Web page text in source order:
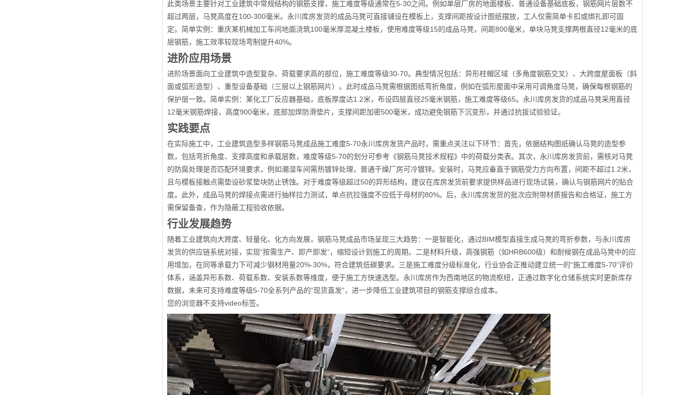
此类场景主要针对工业建筑中常规结构的钢筋支撑，施工难度等级通常在5-30之间。例如单层厂房的地面楼板、普通设备基础底板，钢筋网片层数不
超过两层，马凳高度在100-300毫米。永川库房发货的成品马凳可直接铺设在模板上，支撑间距按设计图纸摆放，工人仅需简单卡扣或绑扎即可固
定。简单实例：重庆某机械加工车间地面浇筑100毫米厚混凝土楼板，使用难度等级15的成品马凳，间距800毫米，单块马凳支撑两根直径12毫米的底
层钢筋，施工效率较现场弯制提升40%。
进阶应用场景
进阶场景面向工业建筑中造型复杂、荷载要求高的部位，施工难度等级30-70。典型情况包括：异形柱帽区域（多角度钢筋交叉）、大跨度屋面板（斜
面或弧形造型）、重型设备基础（三层以上钢筋网片）。此时成品马凳需根据图纸弯折角度，例如在弧形屋面中采用可调角度马凳，确保每根钢筋的
保护层一致。简单实例：某化工厂反应器基础，底板厚度达1.2米，布设四层直径25毫米钢筋，施工难度等级65。永川库房发货的成品马凳采用直径
12毫米钢筋焊接，高度900毫米，底部加焊防滑垫片，支撑间距加密500毫米，成功避免钢筋下沉变形，并通过抗拔试验验证。
实践要点
在实际施工中，工业建筑造型多样钢筋马凳成品施工难度5-70永川库房发货产品时，需重点关注以下环节：首先，依据结构图纸确认马凳的造型参
数，包括弯折角度、支撑高度和承载层数，难度等级5-70的划分可参考《钢筋马凳技术规程》中的荷载分类表。其次，永川库房发货前，需核对马凳
的防腐处理是否匹配环境要求，例如潮湿车间需热镀锌处理，普通干燥厂房可冷镀锌。安装时，马凳应垂直于钢筋受力方向布置，间距不超过1.2米，
且与模板接触点需垫设砂浆垫块防止锈蚀。对于难度等级超过50的异形结构，建议在库房发货前要求提供样品进行现场试装，确认与钢筋网片的贴合
度。此外，成品马凳的焊接点需进行抽样拉力测试，单点抗拉强度不应低于母材的80%。后，永川库房发货的批次应附带材质报告和合格证，施工方
需保留备查，作为隐蔽工程验收依据。
行业发展趋势
随着工业建筑向大跨度、轻量化、化方向发展，钢筋马凳成品市场呈现三大趋势：一是智能化，通过BIM模型直接生成马凳的弯折参数，与永川库房
发货的供应链系统对接，实现“按需生产、即产即发”，缩短设计到施工的周期。二是材料升级，高强钢筋（如HRB600级）和耐候钢在成品马凳中的应
用增加，在同等承载力下可减少钢材用量20%-30%，符合建筑低碳要求。三是施工难度分级标准化，行业协会正推动建立统一的“施工难度5-70”评价
体系，涵盖异形系数、荷载系数、安装系数等维度，便于施工方快速选型。永川库房作为西南地区的物流枢纽，正通过数字化仓储系统实时更新库存
数据，未来可支持难度等级5-70全系列产品的“现货直发”，进一步降低工业建筑项目的钢筋支撑综合成本。
您的浏览器不支持video标签。